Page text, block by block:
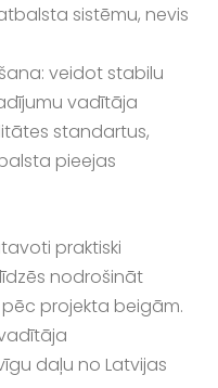
sistēmu, nevis
veidot stabilu
vadītāja
standartus,
pieejas
praktiski
nodrošināt
projekta beigām.
daļu no Latvijas